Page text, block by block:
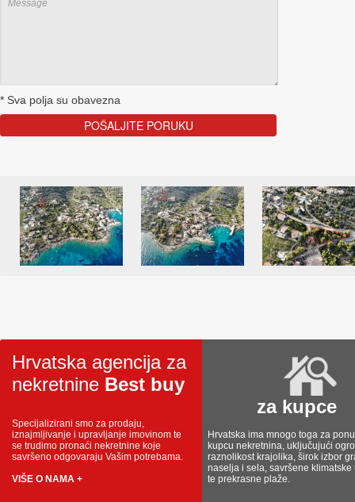
* Sva polja su obavezna
Hrvatska agencija za
nekretnine Best buy
Specijalizirani smo za prodaju,
iznajmljivanje i upravljanje imovinom te
se trudimo pronaći nekretnine koje
savršeno odgovaraju Vašim potrebama.
VIŠE O NAMA +
za kupce
Hrvatska ima mnogo toga za
kupcu nekretnina, uključujući
raznolikost krajolika, širok izbor
naselja i sela, savršene klimatske
te prekrasne plaže.